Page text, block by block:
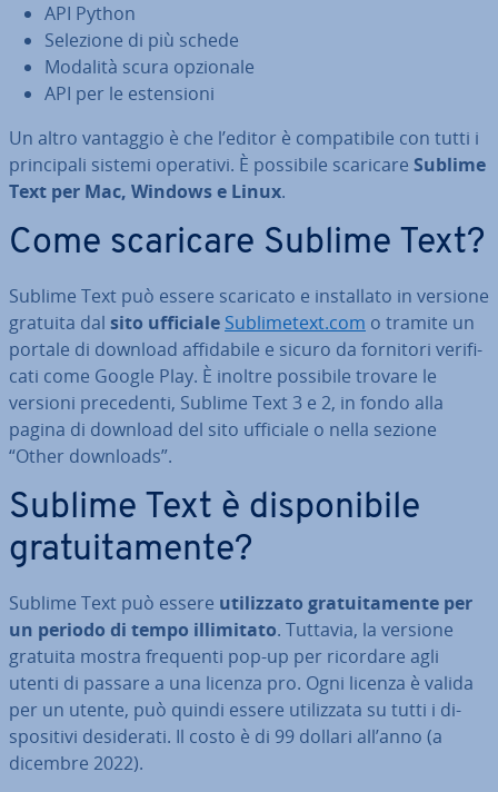
API Python
Selezione di più schede
Modalità scura opzionale
API per le esten­sio­ni
Un altro vantaggio è che l’editor è com­pa­ti­bi­le con tutti i
prin­ci­pa­li sistemi operativi. È possibile scaricare Sublime
Text per Mac, Windows e Linux.
Come scaricare Sublime Text?
Sublime Text può essere scaricato e in­stal­la­to in versione
gratuita dal sito ufficiale Su­bli­me­text.com o tramite un
portale di download af­fi­da­bi­le e sicuro da fornitori ve­ri­fi­
ca­ti come Google Play. È inoltre possibile trovare le
versioni pre­ce­den­ti, Sublime Text 3 e 2, in fondo alla
pagina di download del sito ufficiale o nella sezione
“Other downloads”.
Sublime Text è di­spo­ni­bi­le
gra­tui­ta­men­te?
Sublime Text può essere uti­liz­za­to gra­tui­ta­men­te per
un periodo di tempo il­li­mi­ta­to. Tuttavia, la versione
gratuita mostra frequenti pop-up per ricordare agli
utenti di passare a una licenza pro. Ogni licenza è valida
per un utente, può quindi essere uti­liz­za­ta su tutti i di­
spo­si­ti­vi de­si­de­ra­ti. Il costo è di 99 dollari all’anno (a
dicembre 2022).